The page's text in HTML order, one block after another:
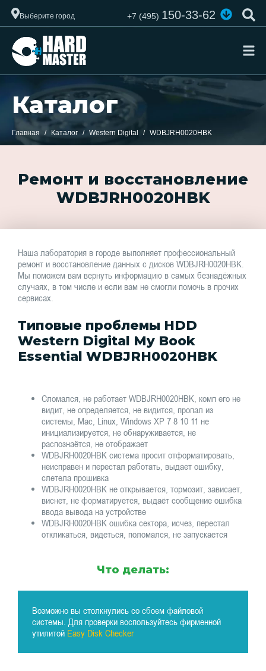
Выберите город +7 (495)150-33-62
Каталог
Главная Каталог Western Digital WDBJRH0020HBK
Ремонт и восстановление
WDBJRH0020HBK
Наша лаборатория в городе выполняет профессиональный
ремонт и восстановление данных с дисков WDBJRH0020HBK.
Мы поможем вам вернуть информацию в самых безнадёжных
случаях, в том числе и если вам не смогли помочь в прочих
сервисах.
Типовые проблемы HDD
Western Digital My Book
Essential WDBJRH0020HBK
Сломался, не работает WDBJRH0020HBK, комп его не
видит, не определяется, не видится, пропал из
системы, Mac, Linux, Windows XP 7 8 10 11 не
инициализируется, не обнаруживается, не
распознаётся, не отображает
WDBJRH0020HBK система просит отформатировать,
неисправен и перестал работать, выдает ошибку,
слетела прошивка
WDBJRH0020HBK не открывается, тормозит, зависает,
виснет, не форматируется, выдаёт сообщение ошибка
ввода вывода на устройстве
WDBJRH0020HBK ошибка сектора, исчез, перестал
откликаться, видеться, поломался, не запускается
Что делать:
Возможно вы столкнулись со сбоем файловой
системы. Для проверки воспользуйтесь фирменной
утилитой Easy Disk Checker